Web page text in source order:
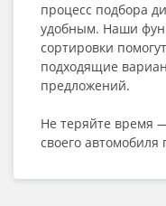
процесс подбора
удобным. Наши
сортировки
подходящие
предложений.
Не теряйте время
своего автомобиля